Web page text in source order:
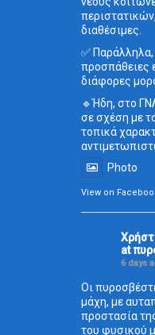
διαθέσιμες.
✅ Παράλληλα,
προσπάθειες
διάφορες
🔹Ήδη, στο
σε σχέση με
τοπικά
Photo
View on
at
6 days
Οι
μάχη, με
προστασία
του φυσικού